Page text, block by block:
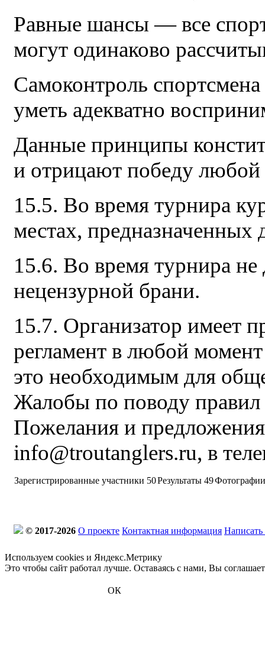
Равные шансы — все
могут одинаково
Самоконтроль
уметь адекватно
Данные принципы
и отрицают победу любой
15.5. Во время турнира
местах, предназначенных
15.6. Во время турнира не
нецензурной брани.
15.7. Организатор имеет
регламент в любой
это необходимым для
Жалобы по поводу правил
Пожелания и
info@troutanglers.ru, в
Зарегистрированные участники 50Результаты 49
© 2017-2026 О проекте Контактная информация
Используем cookies и Яндекс.Метрику
Это чтобы сайт работал лучше. Оставаясь с нами, Вы
ОК